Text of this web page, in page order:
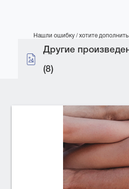
Нашли ошибку / хотите
Другие
(8)